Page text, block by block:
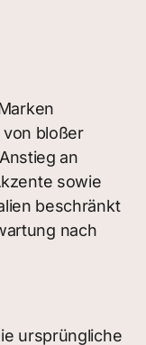
bloßer
an
sowie
beschränkt
nach
ursprüngliche